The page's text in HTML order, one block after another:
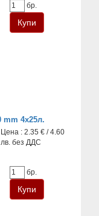
бр.
mm 4x25л.
Цена : 2.35 € / 4.60
лв. без ДДС
бр.